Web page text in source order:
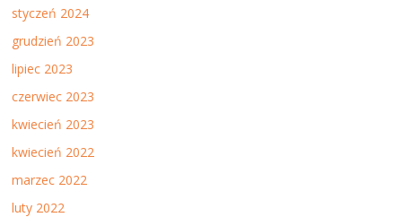
styczeń 2024
grudzień 2023
lipiec 2023
czerwiec 2023
kwiecień 2023
kwiecień 2022
marzec 2022
luty 2022